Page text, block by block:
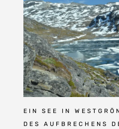
EIN SEE IN
DES AUFBRECHENS